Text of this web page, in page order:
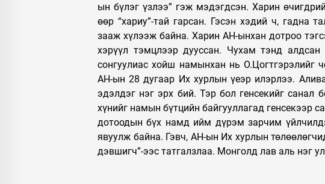
ын бүлэг үзлээ” гэж мэдэгдсэн. Харин
өөр “хариу”-тай гарсан. Гэсэн хэдий ч, гадна
зааж хүлээж байна. Харин АН-ынхан дотроо
хэрүүл тэмцлээр дууссан. Чухам тэнд
сонгуулиас хойш намынхан нь О.Цогтгэрэлийг
АН-ын 28 дугаар Их хурлын үеэр илэрлээ.
эдэлдэг нэг эрх бий. Тэр бол генсекийг
хүнийг намын бүтцийн байгууллагад генсекээр
дотоодын бүх намд ийм дүрэм зарчим
явуулж байна. Гэвч, АН-ын Их хурлын
дэвшигч”-ээс татгалзлаа. Монголд лав аль нэг